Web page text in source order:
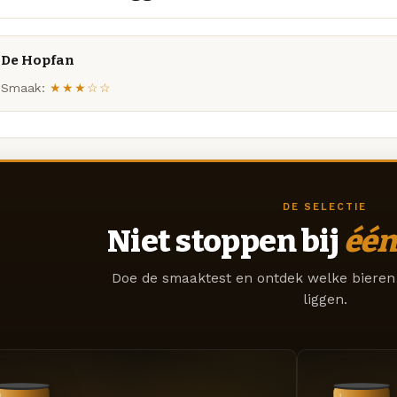
De Hopfan
Smaak: ★★★☆☆
DE SELECTIE
Niet stoppen bij één
Doe de smaaktest en ontdek welke
liggen.